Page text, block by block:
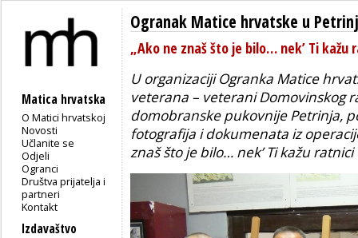
Matica hrvatska
O Matici hrvatskoj
Novosti
Učlanite se
Odjeli
Ogranci
Društva prijatelja i
partneri
Kontakt
Izdavaštvo
Ogranak Matice hrvatske u
„Ako ne znaš što je bilo… nek’ Ti kažu
U organizaciji Ogranka Matice
veterana – veterani Domovinskog
domobranske pukovnije Petrinja,
fotografija i dokumenata iz
znaš što je bilo… nek’ Ti kažu ratnici